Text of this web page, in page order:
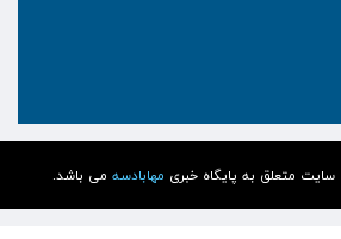
مهابادسه می باشد.